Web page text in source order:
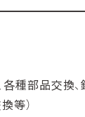
各種部品交換
等）